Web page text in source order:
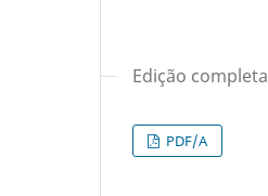
Edição completa
PDF/A